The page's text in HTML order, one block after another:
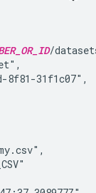
/
8f81-31f1c07",